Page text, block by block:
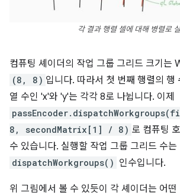
각 결과 행렬 셀에 대해 병렬로
컴퓨팅 셰이더의 작업 그룹 그리드 크기는
(8, 8) 입니다. 따라서 첫 번째 행렬의 행
열 수인 'x'와 'y'는 각각 8로 나뉩니다. 이제
8, secondMatrix[1] / 8) 로 컴퓨팅
수 있습니다. 실행할 작업 그룹 그리드 수는
dispatchWorkgroups() 인수입니다.
위 그림에서 볼 수 있듯이 각 셰이더는 어떤